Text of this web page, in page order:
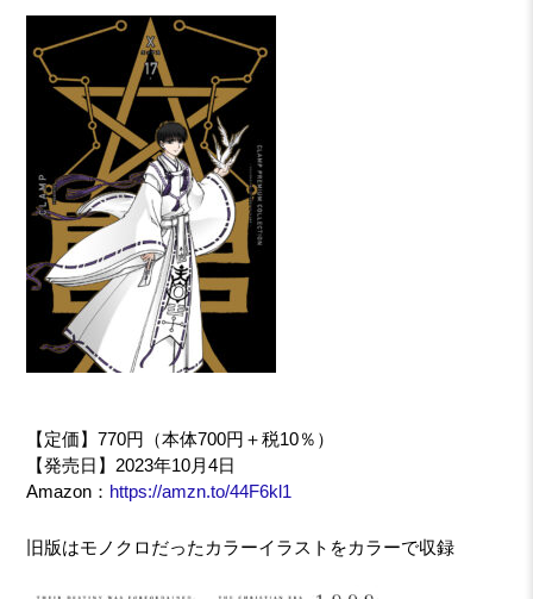
【定価】770円（本体700円＋税10％）
【発売日】2023年10月4日
Amazon： https://amzn.to/44F6kl1
旧版はモノクロだったカラーイラストをカラーで収録